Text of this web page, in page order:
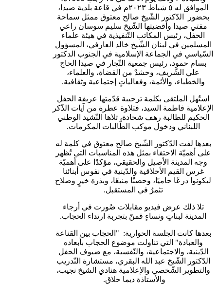
الموافق له ٥ شباط ٢٠٢٣م في قاعة بلدية صيدا،
بحضور الدّكتور الشّيخ صالح معتوق ممثل سماحة
مفتي صيدا وأقضيتها الشّيخ سليم سوسان راعي
الحفل، رئيس المكاتب التّنفيذية في هيئة علماء
المسلمين في لبنان الشّيخ خالد العارفي، المسؤول
السّياسي في الجماعة الإسلامية في الجنوب الدكتور
بسام حمود، رئيس جمعية التّجار في صيدا الحاج
علي الشّريف، وحشدٌ من القضاة، والعلماء،
والخطباء، والأئمة، وفعالياتٍ إجتماعية وثقافية.
استُهل الملتقى بكلمة ترحيبة قدّمتها عريفة الحفل
فاطمة السيد، فتلاوة عطرة من آيات الذّكر
الحكيم للطالبة رهف شحادة، تلاها النّشيد الوطني
اللبناني ودخول موكب الطّالبات المكرمات.
بعدها لفت الدّكتور الشّيخ صالح معتوق في كلمة له
على أهميّة الاحتفاء بمثل هذه المناسبات التي تُظهر
وجه المدينة الأصيل والحقيقي، مؤكدًا على أهميّة
غرس القيم الأخلاقية والدّينية في نفوس أبنائنا
ليكونوا درعًا حاميًا، وحصنًا منيعًا، وبذرة خيرٍ وصلاح
تثمرُ في المستقبل.
تلا ذلك عرض فيديو مقابلات صُورت في أرجاء
المدينة لبناتٍ ونساءٍ قمنّ بتجربة ارتداء الحجاب.
بعدها كانت الجلسة الحوارية: "الحجاب بين القناعة
والعبادة" التي تناولت موضوع الحجاب بأبعاده
الدّينية، والاجتماعية، والنّفسية، مع ضيوف الحفل
الدّكتور الشّيخ عبد الله البقري، مستشارة التّدريب
والتطوير الشّخصي والإعلامية هنادي الشيخ نجيب،
والأستاذة ديما حلاق.